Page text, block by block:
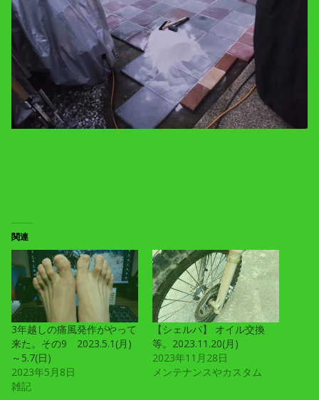
関連
3年越しの痛風発作がやって
来た。その9 2023.5.1(月)
～5.7(日)
2023年5月8日
雑記
【シェルパ】 オイル交換
等。2023.11.20(月)
2023年11月28日
メンテナンスやカスタム